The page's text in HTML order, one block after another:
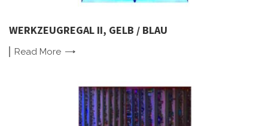
WERKZEUGREGAL II, GELB / BLAU
Read More